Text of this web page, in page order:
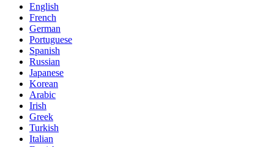
English
French
German
Portuguese
Spanish
Russian
Japanese
Korean
Arabic
Irish
Greek
Turkish
Italian